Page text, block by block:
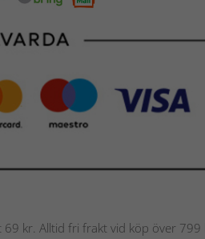
kr. Alltid fri frakt vid köp över